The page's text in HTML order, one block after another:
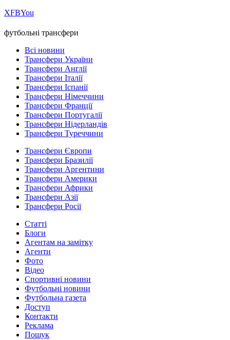
ХFBYou
футбольні трансфери
Всі новини
Трансфери України
Трансфери Англії
Трансфери Італії
Трансфери Іспанії
Трансфери Німеччини
Трансфери Франції
Трансфери Португалії
Трансфери Нідерландів
Трансфери Туреччини
Трансфери Європи
Трансфери Бразилії
Трансфери Аргентини
Трансфери Америки
Трансфери Африки
Трансфери Азії
Трансфери Росії
Статті
Блоги
Агентам на замітку
Агенти
Фото
Відео
Спортивні новини
Футбольні новини
Футбольна газета
Доступ
Контакти
Реклама
Пошук